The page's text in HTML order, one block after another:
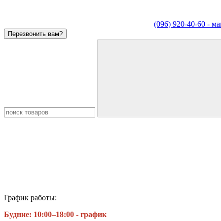
(096) 920-40-60 -
Перезвонить вам?
График работы:
Будние: 10:00–18:00 - график